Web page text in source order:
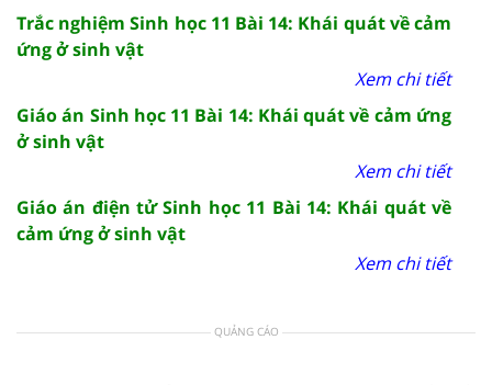
Trắc nghiệm Sinh học 11 Bài 14: Khái quát về cảm
ứng ở sinh vật
Xem chi tiết
Giáo án Sinh học 11 Bài 14: Khái quát về cảm ứng
ở sinh vật
Xem chi tiết
Giáo án điện tử Sinh học 11 Bài 14: Khái quát về
cảm ứng ở sinh vật
Xem chi tiết
QUẢNG CÁO